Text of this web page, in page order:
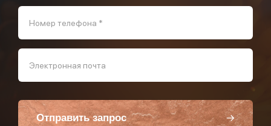
Номер телефона *
Электронная почта
Отправить запрос